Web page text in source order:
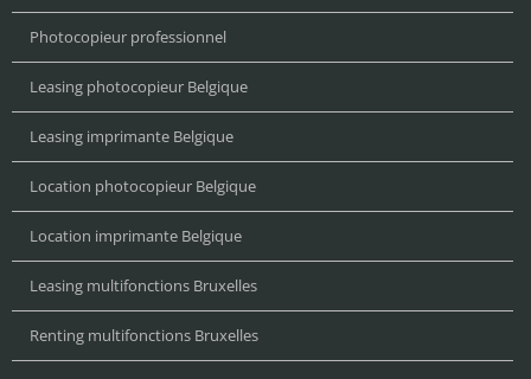
Photocopieur professionnel
Leasing photocopieur Belgique
Leasing imprimante Belgique
Location photocopieur Belgique
Location imprimante Belgique
Leasing multifonctions Bruxelles
Renting multifonctions Bruxelles